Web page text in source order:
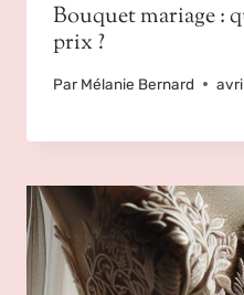
Bouquet mariage :
prix ?
Par Mélanie Bernard